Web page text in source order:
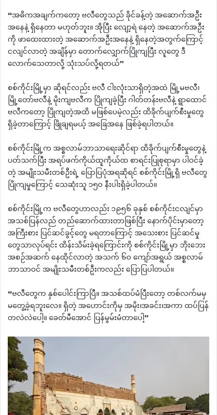
“အဓိကအချက်ကတော့ ဗလီတွေသည် ခိုင်ခန့်တဲ့ အဆောက်အဦး
အနေနဲ့ ရှိနေတာ မဟုတ်ဘူး။ အိုပြီး လျော့ရဲ နေတဲ့ အဆောက်အဦး
ကို ဖာထေးထားတဲ့ အဆောက်အဦးအနေနဲ့ ရှိနေတဲ့အတွက်ကြောင့်
ငလျင်လာတဲ့ အချိန်မှာ တောက်လျှောက်ပြိုကျပြီး လူတွေ ဒီ
လောက်သေတာလို့ သုံးသပ်လို့ရတယ်”
စစ်ကိုင်းမြို့မှာ ဆိုရင်လည်း ဗလီ ငါးလုံးသာရှိတဲ့အထဲ မြို့မဗလီ၊
မြို့တော်ဗလီနဲ့ မိုးကျဗလီက ပြိုကျခဲ့ပြီး ဂါတ်တန်းဗလီနဲ့ ရွာထောင်
ဗလီကတော့ ပြိုကျတဲ့အထိ မဖြစ်ပေမဲ့လည်း ထိခိုက်ပျက်စီးမှုတွေ
ရှိခဲ့တာကြောင့် ဖြိုချရမယ့် အခြေအနေ ဖြစ်ခဲ့ရပါတယ်။
စစ်ကိုင်းမြို့က အစ္စလာမ်ဘာသာရေးဆိုင်ရာ ထိခိုက်ပျက်စီးမှုတွေနဲ့
ပတ်သက်ပြီး အရပ်ဖက်ကိုယ်ထူကိုယ်ထ စာရင်းပြုစုရာမှာ ပါဝင်ခဲ့
တဲ့ အမျိုးသမီးတစ်ဦးရဲ့ ပြောပြပုံအရဆိုရင် စစ်ကိုင်းမြို့ရှိ ဗလီတွေ
ပြိုကျမှုကြောင့် သေဆုံးသူ ၁၅၀ နီးပါးရှိခဲ့ပါတယ်။
စစ်ကိုင်းမြို့က ဗလီတွေဟာလည်း ၁၉၅၆ ခုနှစ် စစ်ကိုင်းငလျင်မှာ
အသစ်ပြန်လည် တည်ဆောက်ထားတာဖြစ်ပြီး နောက်ပိုင်းမှာတော့
အကြီးစား ပြင်ဆင်ခွင့်တွေ မရတာကြောင့် အသေးစား ပြင်ဆင်မှု
တွေသာလုပ်ရင်း ထိန်းသိမ်းခဲ့ရကြောင်းကို စစ်ကိုင်းမြို့မှာ ဘိုးဘေး
အစဉ်အဆက် နေထိုင်လာတဲ့ အသက် ၆၀ ကျော်အရွယ် အစ္စလာမ်
ဘာသာဝင် အမျိုးသမီးတစ်ဦးကလည်း ပြောပြပါတယ်။
“ဗလီတွေက နှစ်ပေါင်းကြာပြီ။ အသစ်ထပ်မံပြီးတော့ တစ်လက်မမှ
မတွေ့ခဲ့ရဘူးလေ။ ရှိတဲ့ အဟောင်းကိုမှ အမိုး၊အခင်း၊အကာ ထပ်ပြန်
တလဲလဲပေါ့။ ခေတ်မီအောင် ပြန်မွမ်းမံတာပေါ့”